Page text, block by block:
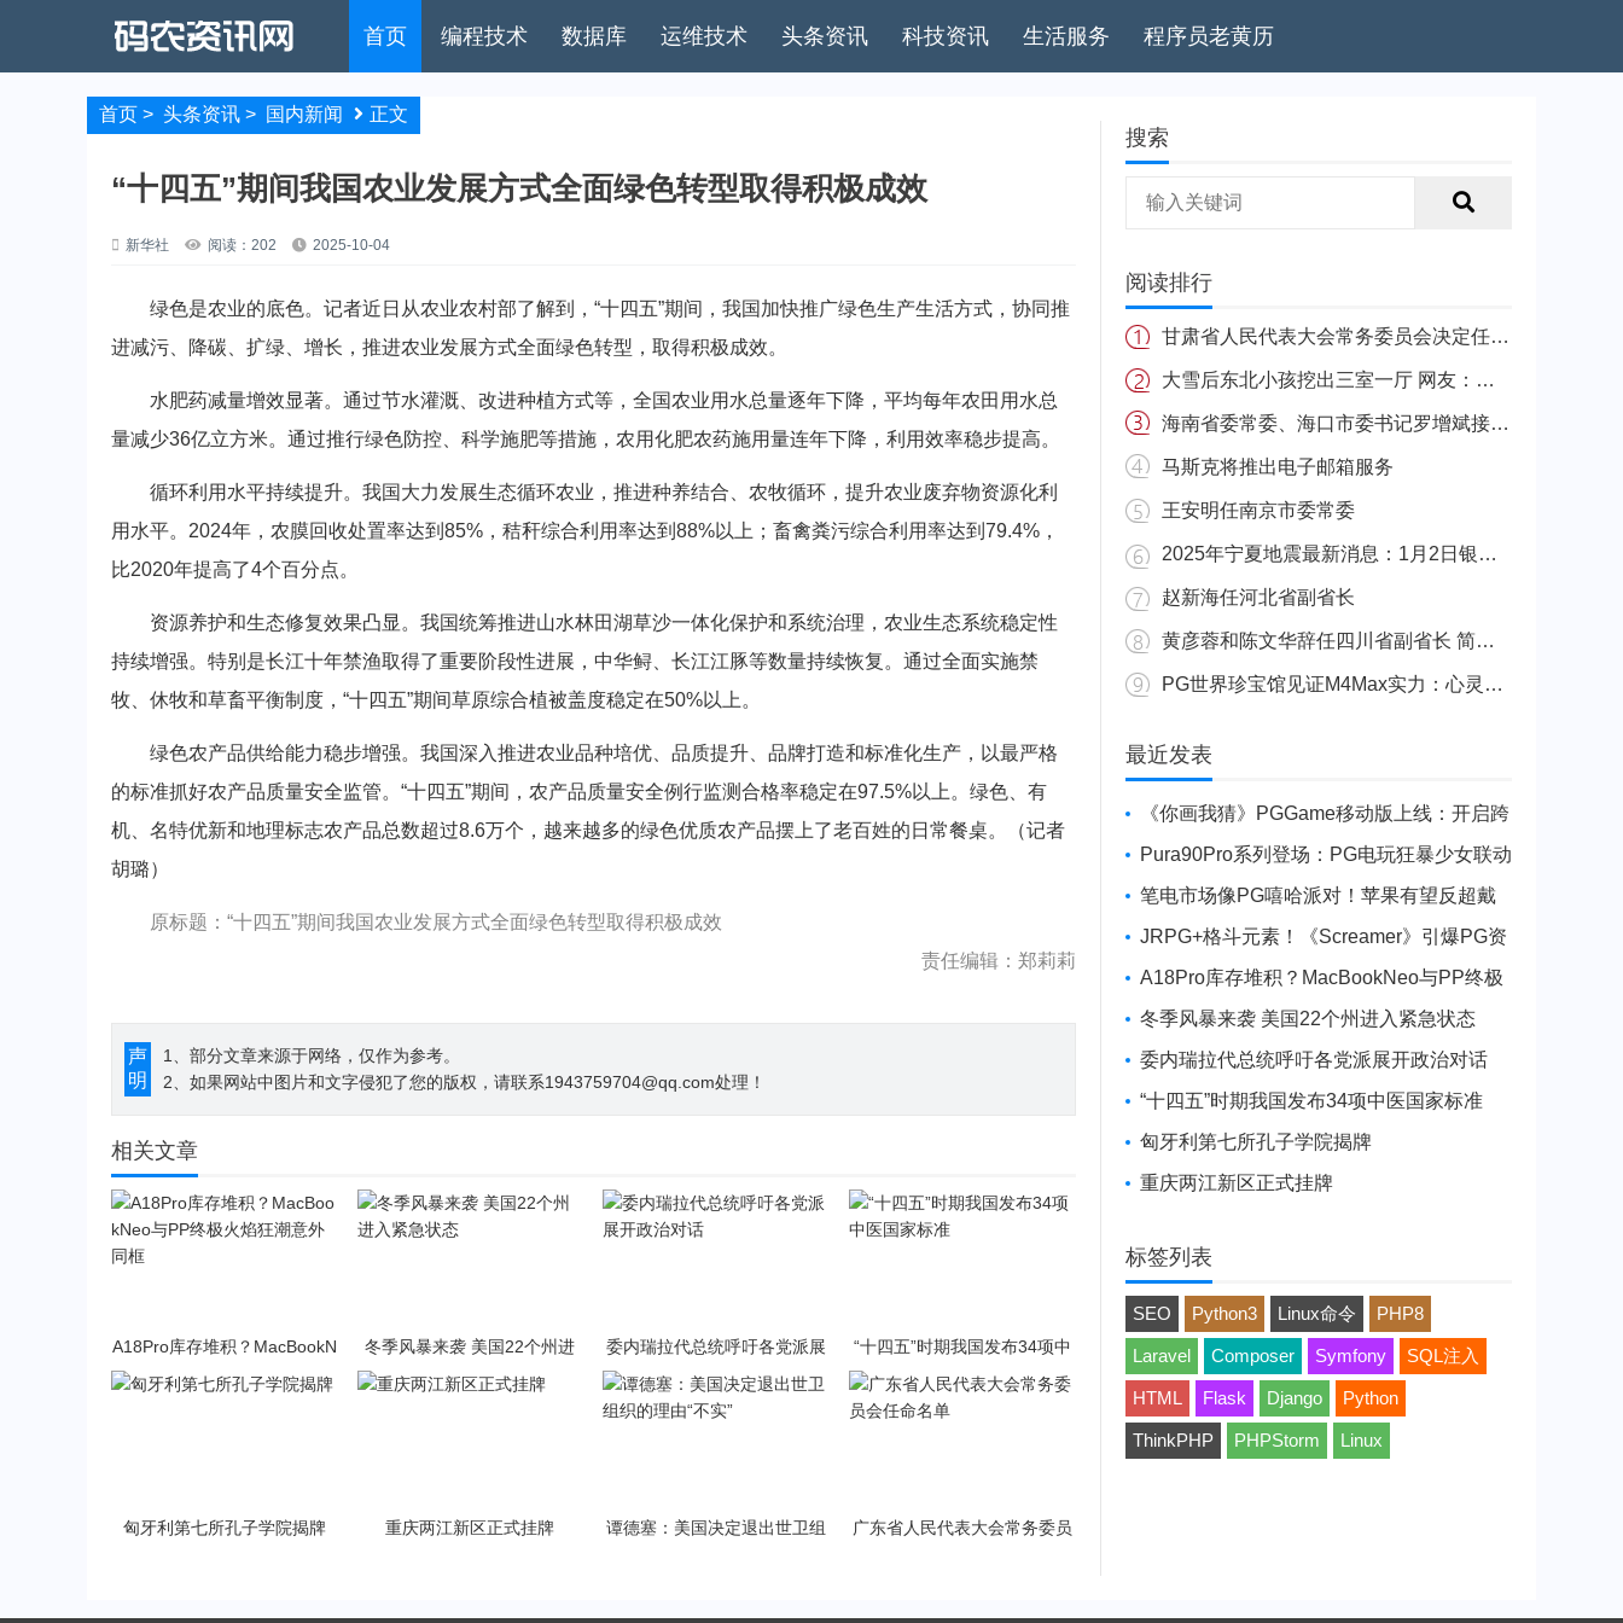
首页 编程技术 数据库 运维技术 头条资讯 科技资讯 生活服务 程序员老黄历
首页 > 头条资讯 > 国内新闻 正文
“十四五”期间我国农业发展方式全面绿色转型取得积极成效
新华社 阅读：202 2025-10-04
绿色是农业的底色。记者近日从农业农村部了解到，“十四五”期间，我国加快推广绿色生产生活方式，协同推
进减污、降碳、扩绿、增长，推进农业发展方式全面绿色转型，取得积极成效。
水肥药减量增效显著。通过节水灌溉、改进种植方式等，全国农业用水总量逐年下降，平均每年农田用水总
量减少36亿立方米。通过推行绿色防控、科学施肥等措施，农用化肥农药施用量连年下降，利用效率稳步提高。
循环利用水平持续提升。我国大力发展生态循环农业，推进种养结合、农牧循环，提升农业废弃物资源化利
用水平。2024年，农膜回收处置率达到85%，秸秆综合利用率达到88%以上；畜禽粪污综合利用率达到79.4%，
比2020年提高了4个百分点。
资源养护和生态修复效果凸显。我国统筹推进山水林田湖草沙一体化保护和系统治理，农业生态系统稳定性
持续增强。特别是长江十年禁渔取得了重要阶段性进展，中华鲟、长江江豚等数量持续恢复。通过全面实施禁
牧、休牧和草畜平衡制度，“十四五”期间草原综合植被盖度稳定在50%以上。
绿色农产品供给能力稳步增强。我国深入推进农业品种培优、品质提升、品牌打造和标准化生产，以最严格
的标准抓好农产品质量安全监管。“十四五”期间，农产品质量安全例行监测合格率稳定在97.5%以上。绿色、有
机、名特优新和地理标志农产品总数超过8.6万个，越来越多的绿色优质农产品摆上了老百姓的日常餐桌。（记者
胡璐）
原标题：“十四五”期间我国农业发展方式全面绿色转型取得积极成效
责任编辑：郑莉莉
声
明
1、部分文章来源于网络，仅作为参考。
2、如果网站中图片和文字侵犯了您的版权，请联系1943759704@qq.com处理！
相关文章
A18Pro库存堆积？MacBookN
eo与PP终极火焰狂潮意外同
框
冬季风暴来袭 美国22个州进
委内瑞拉代总统呼吁各党派展
“十四五”时期我国发布34项中
匈牙利第七所孔子学院揭牌 重庆两江新区正式挂牌
谭德塞：美国决定退出世卫组
广东省人民代表大会常务委员
搜索
阅读排行
甘肃省人民代表大会常务委员会决定任免名单
大雪后东北小孩挖出三室一厅 网友：南方的娃很羡慕
海南省委常委、海口市委书记罗增斌接受中央纪委国家监委纪律审查和监察调查
马斯克将推出电子邮箱服务
王安明任南京市委常委
2025年宁夏地震最新消息：1月2日银川发生4.8级地震
赵新海任河北省副省长
黄彦蓉和陈文华辞任四川省副省长 简历资料照片
PG世界珍宝馆见证M4Max实力：心灵杀手2竟轻松跑出80FPS！
最近发表
《你画我猜》PGGame移动版上线：开启跨
平台互动新玩法
Pura90Pro系列登场：PG电玩狂暴少女联动
旗舰性能升级
笔电市场像PG嘻哈派对！苹果有望反超戴
尔进前三
JRPG+格斗元素！《Screamer》引爆PG资
讯手游新焦点
A18Pro库存堆积？MacBookNeo与PP终极
火焰狂潮意外同框
冬季风暴来袭 美国22个州进入紧急状态
委内瑞拉代总统呼吁各党派展开政治对话
“十四五”时期我国发布34项中医国家标准
匈牙利第七所孔子学院揭牌
重庆两江新区正式挂牌
标签列表
SEO Python3 Linux命令 PHP8
Laravel Composer Symfony SQL注入
HTML Flask Django Python
ThinkPHP PHPStorm Linux